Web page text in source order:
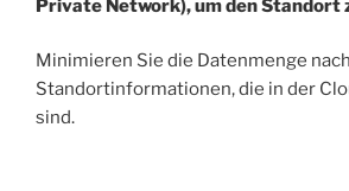
Private Network), um den Standort
Minimieren Sie die Datenmenge
Standortinformationen, die in der
sind.